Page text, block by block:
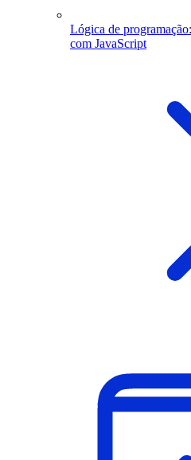
Lógica de
com JavaScript